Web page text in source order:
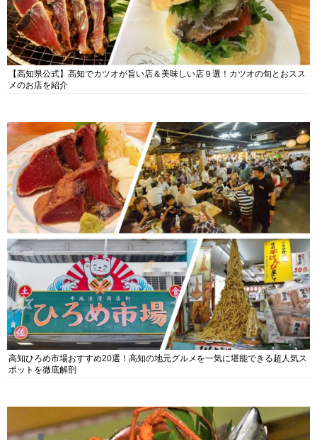
【高知県公式】高知でカツオが旨い店＆美味しい店９選！カツオの旬とおスス
メのお店を紹介
高知ひろめ市場おすすめ20選！高知の地元グルメを一気に堪能できる超人気ス
ポットを徹底解剖